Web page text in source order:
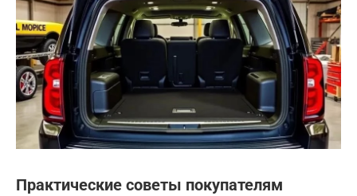
Практические советы покупателям